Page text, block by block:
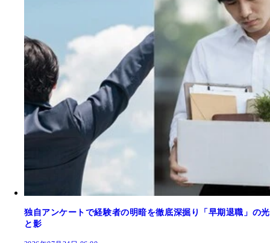
独自アンケートで経験者の明暗を徹底深掘り「早期退職」の光
と影